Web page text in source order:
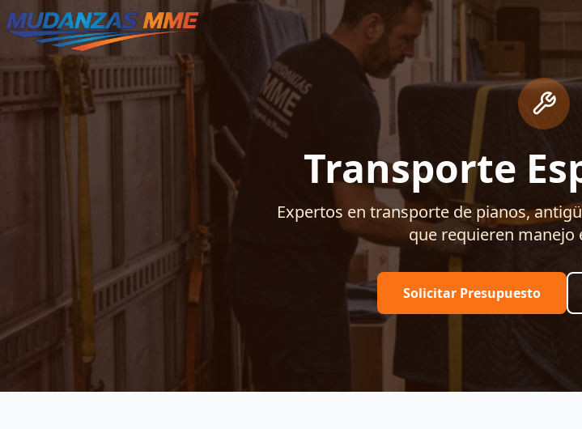
Transporte
Expertos en transporte de pianos,
que requieren manejo
Solicitar Presupuesto